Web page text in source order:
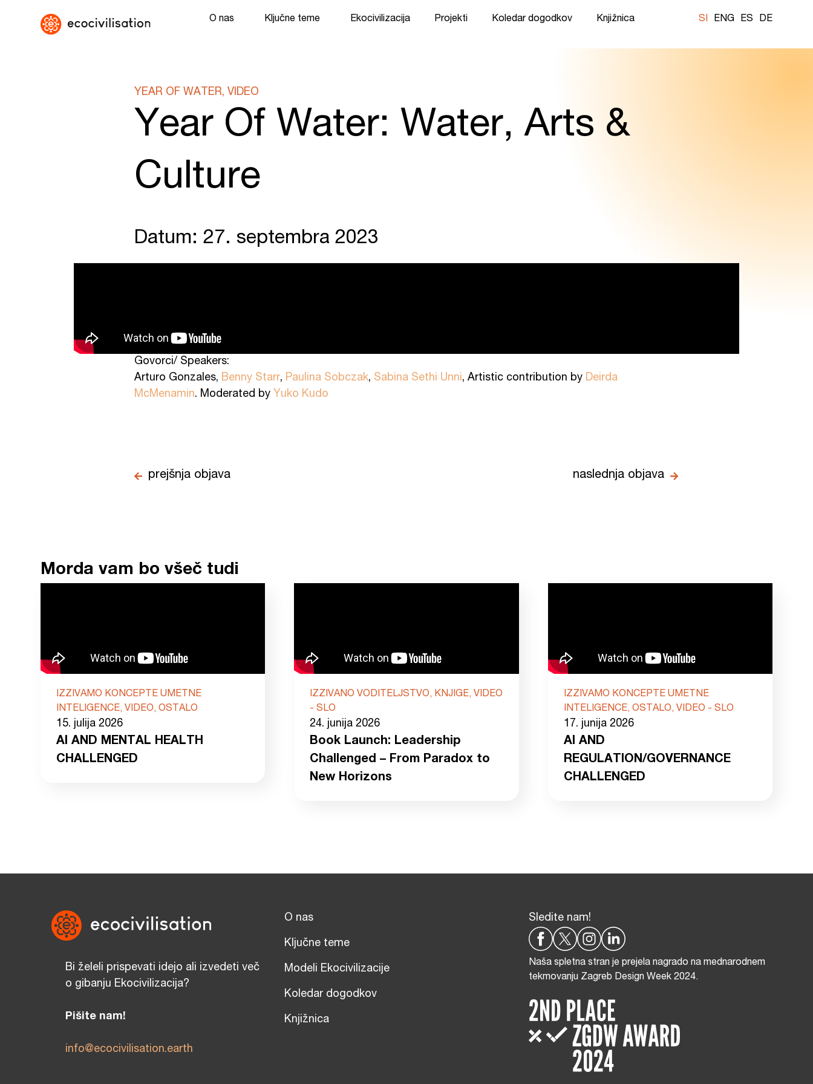
O nas Ključne teme Ekocivilizacija Projekti Koledar dogodkov Knjižnica SI ENG ES DE
YEAR OF WATER, VIDEO
Year Of Water: Water, Arts &
Culture
Datum: 27. septembra 2023
Govorci/ Speakers:
Arturo Gonzales, Benny Starr, Paulina Sobczak, Sabina Sethi Unni, Artistic contribution by Deirda
McMenamin. Moderated by Yuko Kudo
prejšnja objava naslednja objava
Morda vam bo všeč tudi
IZZIVAMO KONCEPTE UMETNE
INTELIGENCE, VIDEO, OSTALO
15. julija 2026
AI AND MENTAL HEALTH
CHALLENGED
IZZIVANO VODITELJSTVO, KNJIGE, VIDEO
- SLO
24. junija 2026
Book Launch: Leadership
Challenged – From Paradox to
New Horizons
IZZIVAMO KONCEPTE UMETNE
INTELIGENCE, OSTALO, VIDEO - SLO
17. junija 2026
AI AND
REGULATION/GOVERNANCE
CHALLENGED
Bi želeli prispevati idejo ali izvedeti več
o gibanju Ekocivilizacija?
Pišite nam!
info@ecocivilisation.earth
O nas
Ključne teme
Modeli Ekocivilizacije
Koledar dogodkov
Knjižnica
Sledite nam!
Naša spletna stran je prejela nagrado na mednarodnem
tekmovanju Zagreb Design Week 2024.